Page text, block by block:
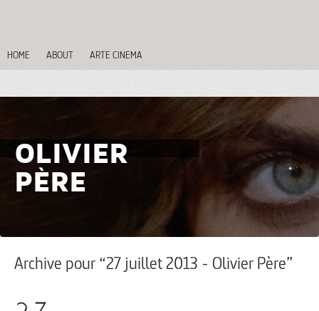
HOME ABOUT ARTE CINEMA
OLIVIER
PÈRE
Archive pour “27 juillet 2013 - Olivier Père”